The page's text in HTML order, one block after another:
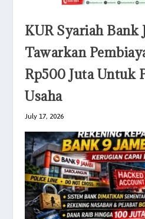
KUR Syariah Bank
Tawarkan
Rp500 Juta Untuk
Usaha
July 17, 2026